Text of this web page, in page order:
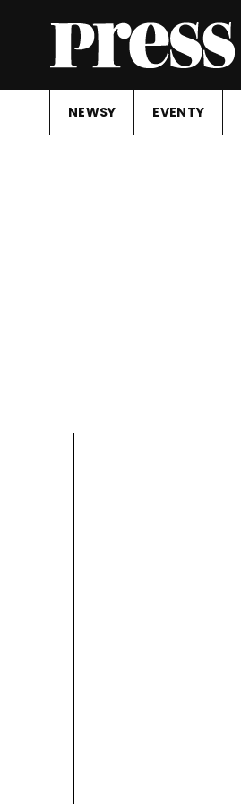
NEWSY EVENTY